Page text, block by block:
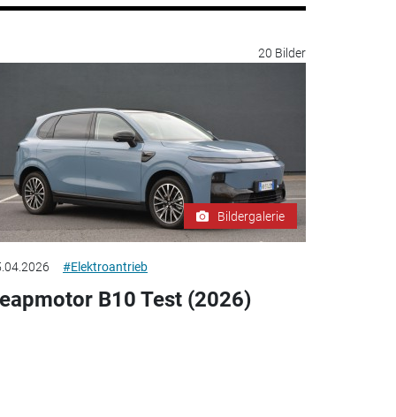
20 Bilder
Bildergalerie
#Elektroantrieb
B10 Test (2026)